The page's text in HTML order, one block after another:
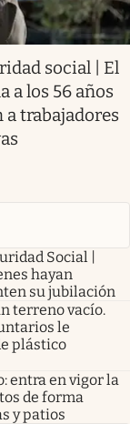
social | El
a los 56 años
a trabajadores
Social |
hayan
su jubilación
terreno vacío.
le
plástico
entra en vigor la
de forma
y patios